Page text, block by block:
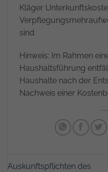
Kläger
sind.
Hinweis: Im Rahmen
Haushaltsführung
Haushalte nach der
Nachweis einer
Auskunftspflichten des